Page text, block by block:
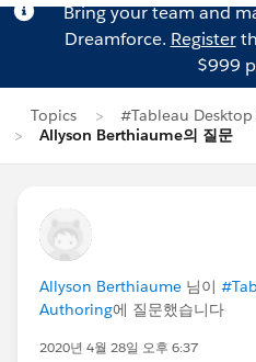
Bring your team and
Dreamforce. Register
$999
Topics
#Tableau
Allyson Berthiaume의 질문
Allyson Berthiaume 님이
Authoring에 질문했습니다
2020년 4월 28일 오후 6:37